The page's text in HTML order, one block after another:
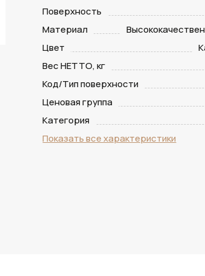
Поверхность
Материал
Цвет
Вес НЕТТО, кг
Код/Тип поверхности
Ценовая группа
Категория
Показать все характеристики